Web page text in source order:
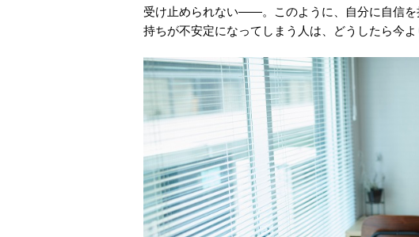
受け止められない――。このように、自分に自信
持ちが不安定になってしまう人は、どうしたら今よ